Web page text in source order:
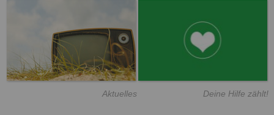
Aktuelles Deine Hilfe zählt!